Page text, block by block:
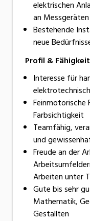
elektrischen
an Messgeräten
Bestehende
neue
Profil &
Interesse für
Feinmotorische
Farbsichtigkeit
Teamfähig,
und
Freude an der
Arbeiten unter
Gute bis sehr
Mathematik,
Gestallten